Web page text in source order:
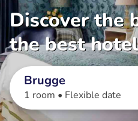
Discover the
the best
Brugge
1 room • Flexible date